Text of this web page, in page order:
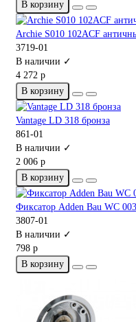
В корзину
Archie S010 102ACF
3719-01
В наличии ✓
4 272 р
В корзину
Vantage LD 318 бронза
861-01
В наличии ✓
2 006 р
В корзину
Фиксатор Adden Bau WC
3807-01
В наличии ✓
798 р
В корзину